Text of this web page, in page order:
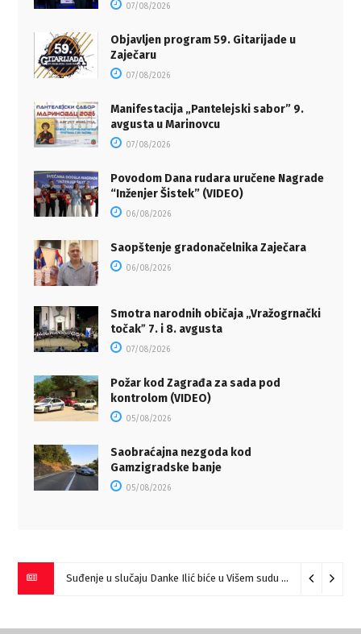
07/08/2026
Objavljen program 59. Gitarijade u
Zaječaru
07/08/2026
Manifestacija „Pantelejski sabor” 9.
avgusta u Marinovcu
07/08/2026
Povodom Dana rudara uručene Nagrade
“Inženjer Šistek” (VIDEO)
06/08/2026
Saopštenje gradonačelnika Zaječara
06/08/2026
Smotra narodnih običaja „Vražogrnački
točakˮ 7. i 8. avgusta
07/08/2026
Požar kod Zagrađa za sada pod
kontrolom (VIDEO)
05/08/2026
Saobraćajna nezgoda kod
Gamzigradske banje
05/08/2026
Suđenje u slučaju Danke Ilić biće u Višem sudu u Negotinu?